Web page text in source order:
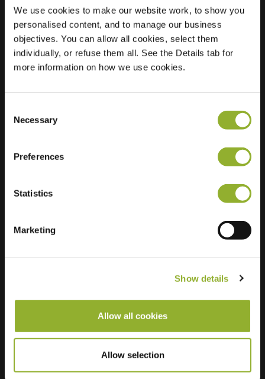
We use cookies to make our website work, to show you
personalised content, and to manage our business
objectives. You can allow all cookies, select them
individually, or refuse them all. See the Details tab for
more information on how we use cookies.
Selection
Necessary
Preferences
Statistics
Marketing
Show details
Allow all cookies
Allow selection
Ubicación
Anthony Fokkerweg
2
1059 CM
Ámsterdam
Países Bajos
Ultra-Fast
7 of 10 available
Regular Charging
Información adicional